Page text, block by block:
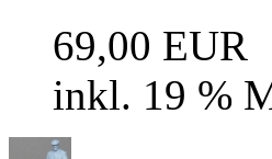
69,00 EUR
inkl. 19 %